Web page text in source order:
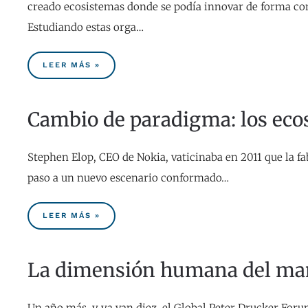
creado ecosistemas donde se podía innovar de forma
Estudiando estas orga…
LEER MÁS »
Cambio de paradigma: los
Stephen Elop, CEO de Nokia, vaticinaba en 2011 que
paso a un nuevo escenario conformado…
LEER MÁS »
La dimensión humana del